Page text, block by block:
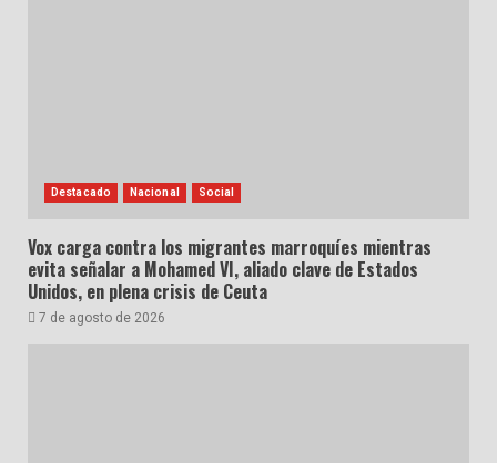
Destacado Nacional Social
Vox carga contra los migrantes marroquíes mientras
evita señalar a Mohamed VI, aliado clave de Estados
Unidos, en plena crisis de Ceuta
7 de agosto de 2026